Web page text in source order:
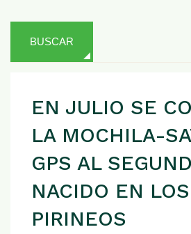
BUSCAR
EN JULIO SE
LA MOCHILA-
GPS AL
NACIDO EN LOS
PIRINEOS